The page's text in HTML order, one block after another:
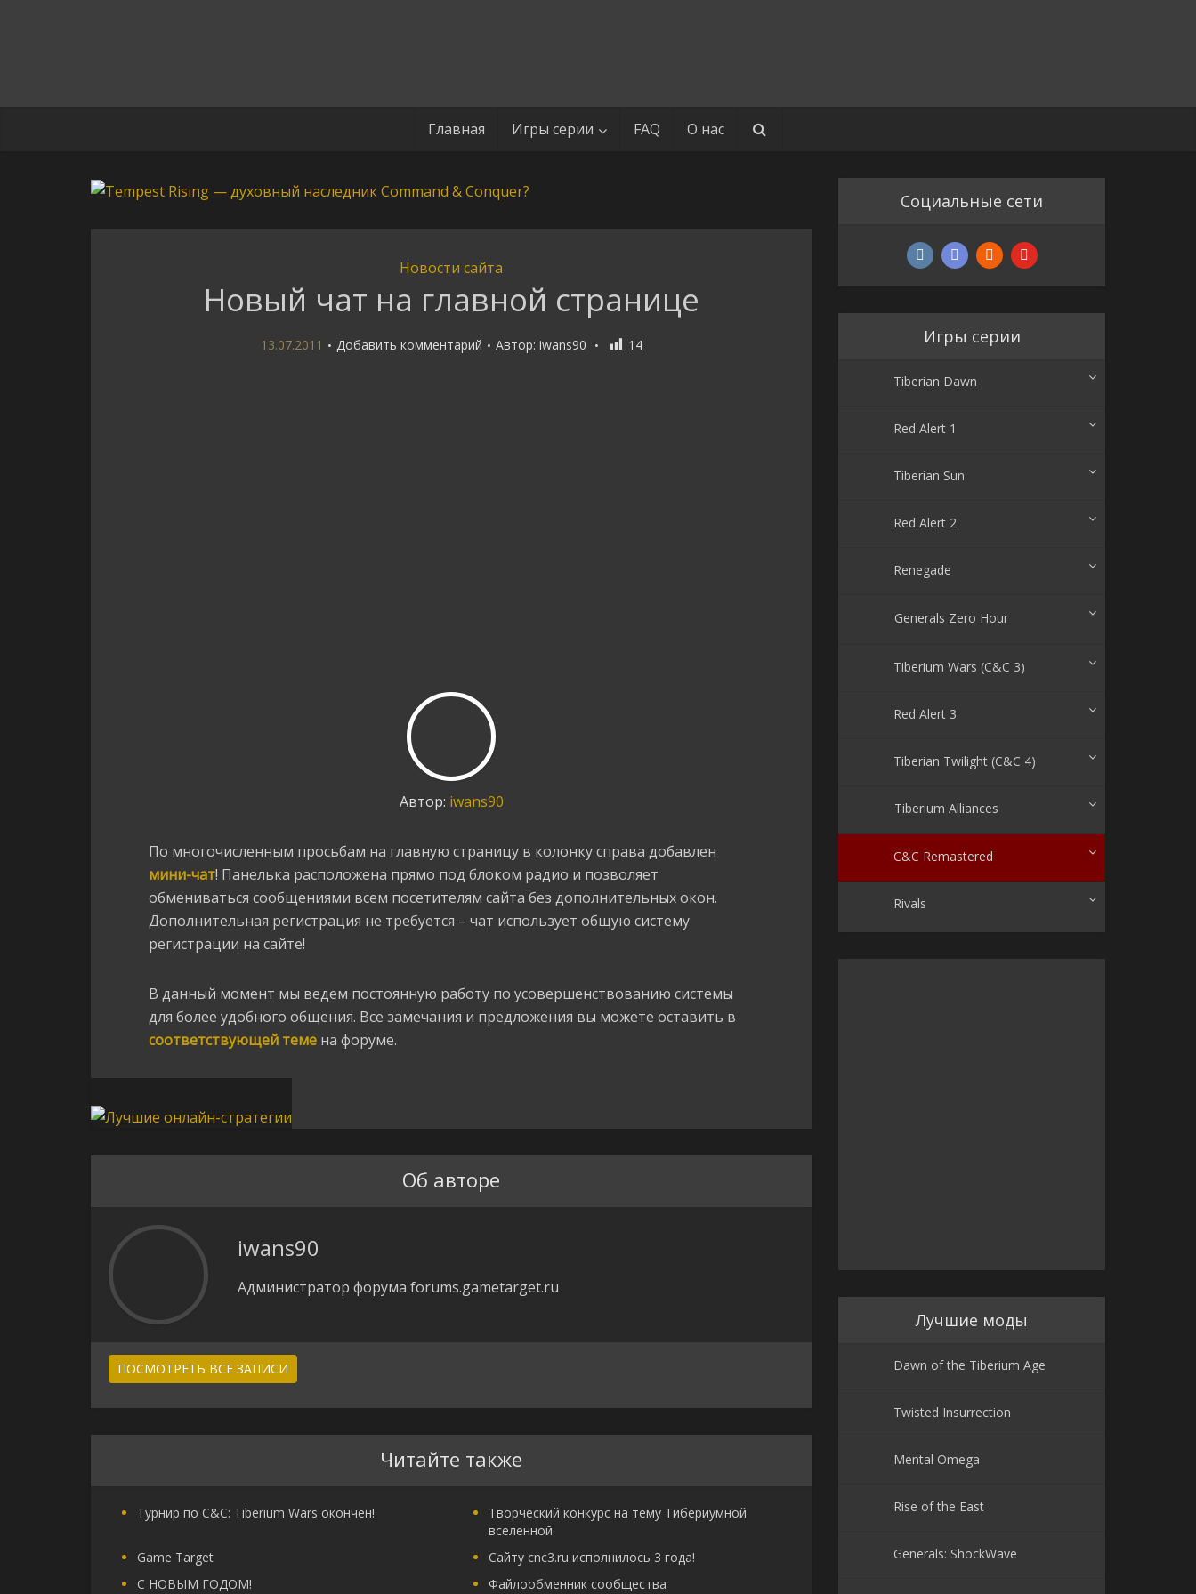
Главная Игры серии FAQ О нас
Новости сайта
Новый чат на главной странице
13.07.2011 Добавить комментарий Автор: iwans90 14
Автор: iwans90
По многочисленным просьбам на главную страницу в колонку справа добавлен
мини-чат! Панелька расположена прямо под блоком радио и позволяет
обмениваться сообщениями всем посетителям сайта без дополнительных окон.
Дополнительная регистрация не требуется – чат использует общую систему
регистрации на сайте!
В данный момент мы ведем постоянную работу по усовершенствованию системы
для более удобного общения. Все замечания и предложения вы можете оставить в
соответствующей теме на форуме.
Об авторе
iwans90
Администратор форума forums.gametarget.ru
ПОСМОТРЕТЬ ВСЕ ЗАПИСИ
Читайте также
Турнир по C&C: Tiberium Wars окончен!
Творческий конкурс на тему Тибериумной
вселенной
Game Target
Сайту cnc3.ru исполнилось 3 года!
С НОВЫМ ГОДОМ!
Файлообменник сообщества
Социальные сети
Игры серии
Tiberian Dawn
Red Alert 1
Tiberian Sun
Red Alert 2
Renegade
Generals Zero Hour
Tiberium Wars (C&C 3)
Red Alert 3
Tiberian Twilight (C&C 4)
Tiberium Alliances
C&C Remastered
Rivals
Лучшие моды
Dawn of the Tiberium Age
Twisted Insurrection
Mental Omega
Rise of the East
Generals: ShockWave